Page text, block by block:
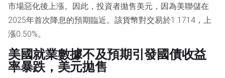
市場惡化後上漲。因此，投資者拋售美元，因為美聯儲在
2025年首次降息的預期臨近。該貨幣對交易於1.1714，上
漲0.50%。
美國就業數據不及預期引發國債收益
率暴跌，美元拋售